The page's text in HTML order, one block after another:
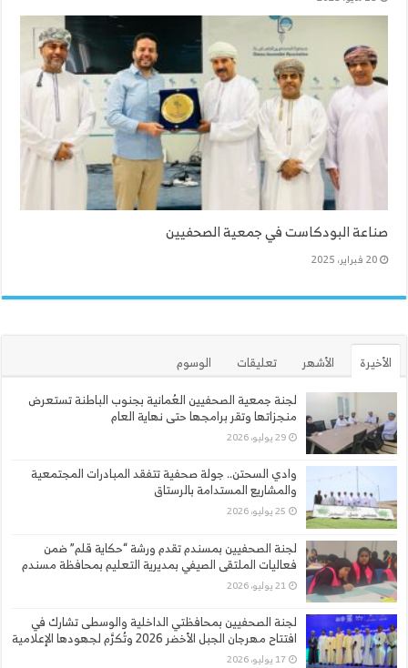
صناعة البودكاست في جمعية الصحفيين
20 فبراير، 2025
الأخيرة الأشهر تعليقات
الوسوم
لجنة جمعية الصحفيين العُمانية بجنوب الباطنة تستعرض
منجزاتها وتقر برامجها حتى نهاية العام
29 يوليو، 2026
وادي السحتن.. جولة صحفية تتفقد المبادرات المجتمعية
والمشاريع المستدامة بالرستاق
25 يوليو، 2026
لجنة الصحفيين بمسندم تقدم ورشة “حكاية قلم” ضمن
فعاليات الملتقى الصيفي بمديرية التعليم بمحافظة مسندم
21 يوليو، 2026
لجنة الصحفيين بمحافظتي الداخلية والوسطى تشارك في
افتتاح مهرجان الجبل الأخضر 2026 وتُكرَّم لجهودها الإعلامية
17 يوليو، 2026